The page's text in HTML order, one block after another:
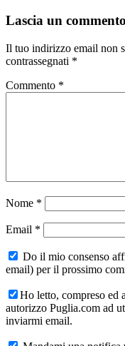
Lascia un commento
Il tuo indirizzo email non
contrassegnati *
Commento *
Nome *
Email *
Do il mio consenso
email) per il prossimo
Ho letto, compreso ed
autorizzo Puglia.com ad
inviarmi email.